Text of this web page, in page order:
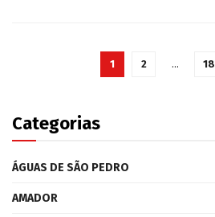
1 2 … 18
Categorias
ÁGUAS DE SÃO PEDRO
AMADOR